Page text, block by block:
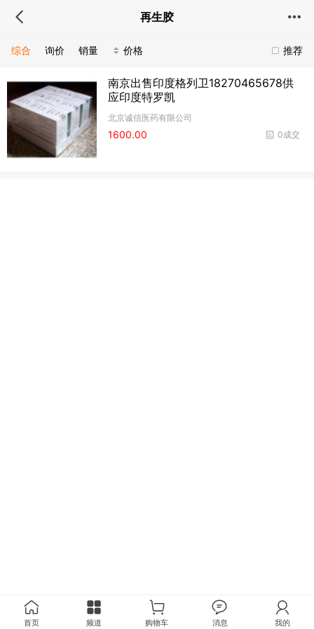
再生胶
推荐
综合 询价 销量 价格
南京出售印度格列卫18270465678供
应印度特罗凯
北京诚信医药有限公司
0成交
1600.00
首页 频道 购物车 消息 我的